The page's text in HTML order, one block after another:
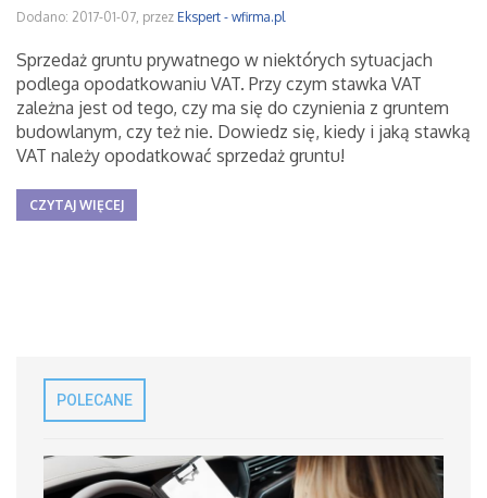
Dodano: 2017-01-07, przez Ekspert - wfirma.pl
Sprzedaż gruntu prywatnego w niektórych sytuacjach
podlega opodatkowaniu VAT. Przy czym stawka VAT
zależna jest od tego, czy ma się do czynienia z gruntem
budowlanym, czy też nie. Dowiedz się, kiedy i jaką stawką
VAT należy opodatkować sprzedaż gruntu!
CZYTAJ WIĘCEJ
POLECANE